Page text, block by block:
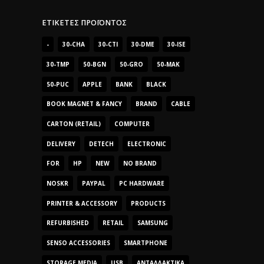
ΕΤΙΚΈΤΕΣ ΠΡΟΪΌΝΤΟΣ
- 30-CHA 30-CTI 30-DME 30-ISE
30-TMP 50-BGN 50-GRO 50-MAK
50-PUC APPLE BANK BLACK
BOOK MAGNET & FANCY BRAND CABLE
CARTON (RETAIL) COMPUTER
DELIVERY DETECH ELECTRONIC
FOR HP NEW NO BRAND
NOSKR PAYPAL PC HARDWARE
PRINTER & ACCESSORY PRODUCTS
REFURBISHED RETAIL SAMSUNG
SENSO ACCESSORIES SMARTPHONE